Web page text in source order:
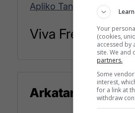
Apliko Tani!
Viva Fresh Store
Arkatare,
Your
(cookies,
accessed by
site. We and
partners.
Some
interest,
for a link at
withdraw